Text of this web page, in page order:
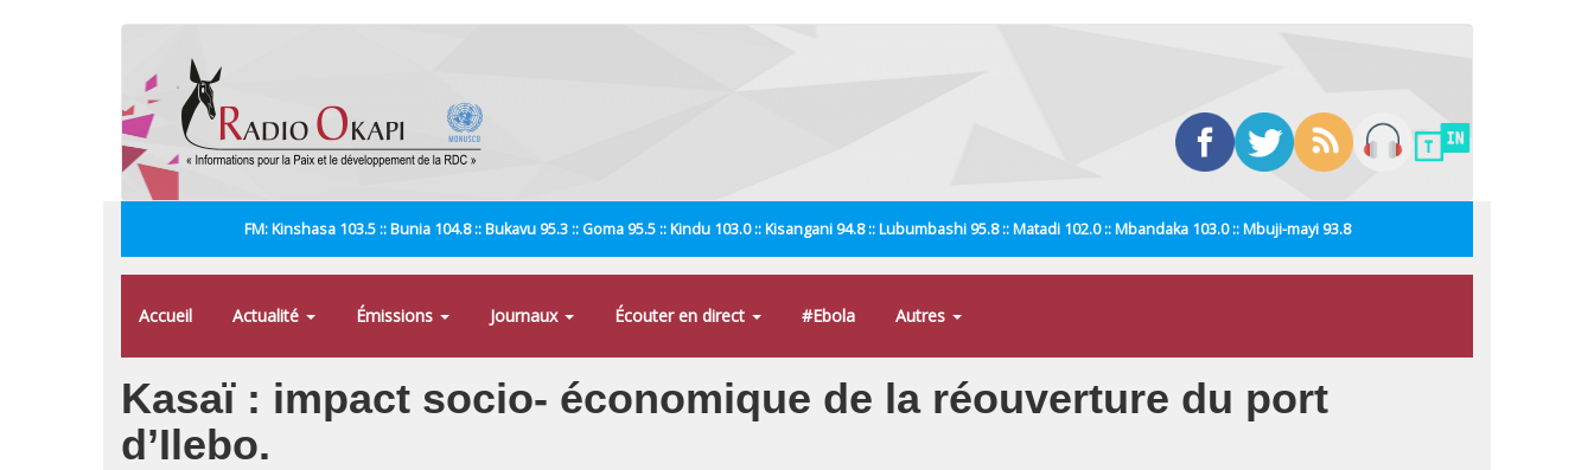
FM: Kinshasa 103.5 :: Bunia 104.8 :: Bukavu 95.3 :: Goma 95.5 :: Kindu 103.0 :: Kisangani 94.8 :: Lubumbashi 95.8 :: Matadi 102.0 :: Mbandaka 103.0 :: Mbuji-mayi 93.8
Accueil Actualité Émissions Journaux Écouter en direct #Ebola Autres
Kasaï : impact socio- économique de la réouverture du port
d’Ilebo.